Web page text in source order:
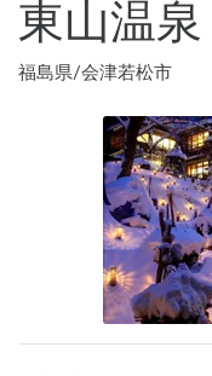
東山温泉
福島県/会津若松市